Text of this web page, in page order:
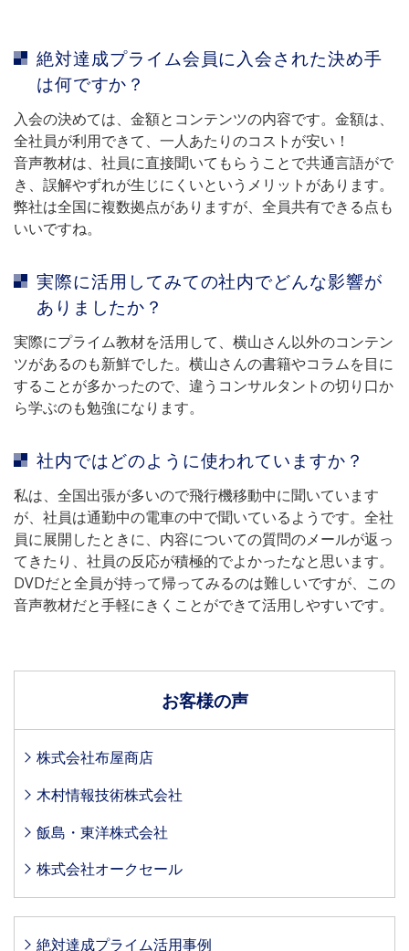
絶対達成プライム会員に入会された決め手
は何ですか？
入会の決めては、金額とコンテンツの内容です。金額は、
全社員が利用できて、一人あたりのコストが安い！
音声教材は、社員に直接聞いてもらうことで共通言語がで
き、誤解やずれが生じにくいというメリットがあります。
弊社は全国に複数拠点がありますが、全員共有できる点も
いいですね。
実際に活用してみての社内でどんな影響が
ありましたか？
実際にプライム教材を活用して、横山さん以外のコンテン
ツがあるのも新鮮でした。横山さんの書籍やコラムを目に
することが多かったので、違うコンサルタントの切り口か
ら学ぶのも勉強になります。
社内ではどのように使われていますか？
私は、全国出張が多いので飛行機移動中に聞いています
が、社員は通勤中の電車の中で聞いているようです。全社
員に展開したときに、内容についての質問のメールが返っ
てきたり、社員の反応が積極的でよかったなと思います。
DVDだと全員が持って帰ってみるのは難しいですが、この
音声教材だと手軽にきくことができて活用しやすいです。
お客様の声
株式会社布屋商店
木村情報技術株式会社
飯島・東洋株式会社
株式会社オークセール
絶対達成プライム活用事例